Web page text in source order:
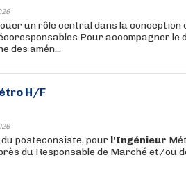
un rôle central dans la conception
Pour accompagner le
des amén...
H/F
posteconsiste, pour l'Ingénieur
du Responsable de Marché et/ou